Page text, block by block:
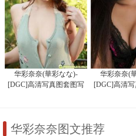
华彩奈奈(華彩なな)-
[DGC]高清写真图套图写
华彩奈奈(
[DGC]高清
华彩奈奈图文推荐